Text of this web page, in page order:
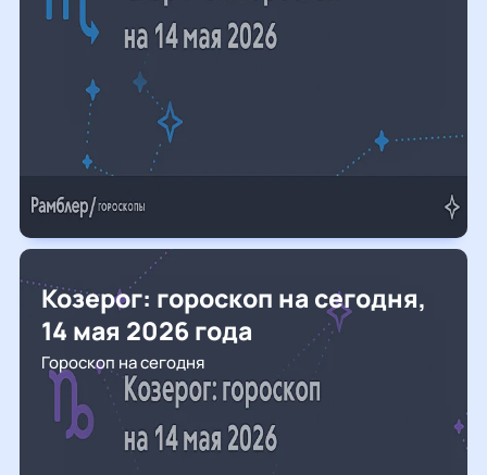
Козерог: гороскоп на сегодня,
14 мая 2026 года
Гороскоп на сегодня